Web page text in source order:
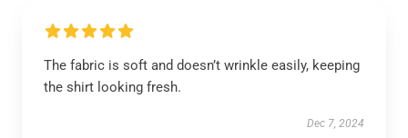
The fabric is soft and doesn’t wrinkle easily, keeping
the shirt looking fresh.
Dec 7, 2024